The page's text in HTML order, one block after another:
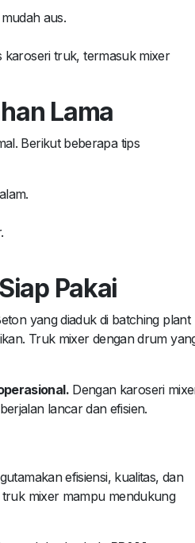
aus.
karoseri truk, termasuk mixer
Lama
Berikut beberapa tips
Pakai
yang diaduk di batching plant
Truk mixer dengan drum
Dengan karoseri
lancar dan efisien.
efisiensi, kualitas, dan
truk mixer mampu mendukung